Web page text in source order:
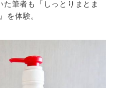
筆者も「しっとりまとま
を体験。